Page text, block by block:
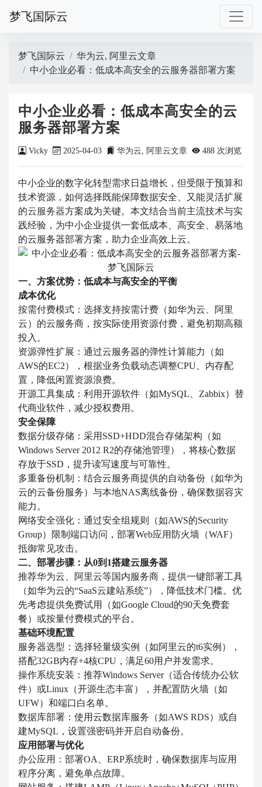
梦飞国际云
梦飞国际云 华为云, 阿里云文章
中小企业必看：低成本高安全的云服务器部署方案
中小企业必看：低成本高安全的云
服务器部署方案
Vicky 2025-04-03 华为云, 阿里云文章 488 次浏览
中小企业的数字化转型需求日益增长，但受限于预算和
技术资源，如何选择既能保障数据安全、又能灵活扩展
的云服务器方案成为关键。本文结合当前主流技术与实
践经验，为中小企业提供一套低成本、高安全、易落地
的云服务器部署方案，助力企业高效上云。
一、方案优势：低成本与高安全的平衡
成本优化
按需付费模式 ：选择支持按需计费（如华为云、阿里
云）的云服务商，按实际使用资源付费，避免初期高额
投入。
资源弹性扩展 ：通过云服务器的弹性计算能力（如
AWS的EC2），根据业务负载动态调整CPU、内存配
置，降低闲置资源浪费。
开源工具集成 ：利用开源软件（如MySQL、Zabbix）替
代商业软件，减少授权费用。
安全保障
数据分级存储 ：采用SSD+HDD混合存储架构（如
Windows Server 2012 R2的存储池管理），将核心数据
存放于SSD，提升读写速度与可靠性。
多重备份机制
：结合云服务商提供的自动备份（如华为
云的云备份服务）与本地NAS离线备份，确保数据容灾
能力。
网络安全强化 ：通过安全组规则（如AWS的Security
Group）限制端口访问，部署Web应用防火墙（WAF）
抵御常见攻击。
二、部署步骤：从0到1搭建云服务器
推荐华为云、阿里云等国内服务商，提供一键部署工具
（如华为云的“SaaS云建站系统”），降低技术门槛。 优
先考虑提供免费试用（如Google Cloud的90天免费套
餐）或按量付费模式的平台。
基础环境配置
服务器选型 ：选择轻量级实例（如阿里云的t6实例），
搭配32GB内存+4核CPU，满足60用户并发需求。
操作系统安装 ：推荐Windows Server（适合传统办公软
件）或Linux（开源生态丰富），并配置防火墙（如
UFW）和端口白名单。
数据库部署 ：使用云数据库服务（如AWS RDS）或自
建MySQL，设置强密码并开启自动备份。
应用部署与优化
办公应用 ：部署OA、ERP系统时，确保数据库与应用
程序分离，避免单点故障。